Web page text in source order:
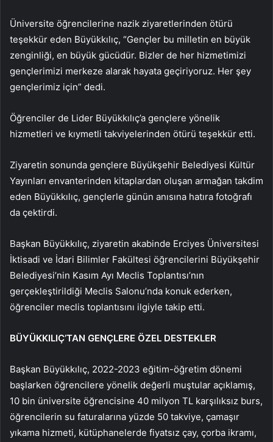
Üniversite öğrencilerine nazik ziyaretlerinden ötürü
teşekkür eden Büyükkılıç, “Gençler bu milletin en büyük
zenginliği, en büyük gücüdür. Bizler de her hizmetimizi
gençlerimizi merkeze alarak hayata geçiriyoruz. Her şey
gençlerimiz için” dedi.
Öğrenciler de Lider Büyükkılıç’a gençlere yönelik
hizmetleri ve kıymetli takviyelerinden ötürü teşekkür etti.
Ziyaretin sonunda gençlere Büyükşehir Belediyesi Kültür
Yayınları envanterinden kitaplardan oluşan armağan takdim
eden Büyükkılıç, gençlerle günün anısına hatıra fotoğrafı
da çektirdi.
Başkan Büyükkılıç, ziyaretin akabinde Erciyes Üniversitesi
İktisadi ve İdari Bilimler Fakültesi öğrencilerini Büyükşehir
Belediyesi’nin Kasım Ayı Meclis Toplantısı’nın
gerçekleştirildiği Meclis Salonu’nda konuk ederken,
öğrenciler meclis toplantısını ilgiyle takip etti.
BÜYÜKKILIÇ’TAN GENÇLERE ÖZEL DESTEKLER
Başkan Büyükkılıç, 2022-2023 eğitim-öğretim dönemi
başlarken öğrencilere yönelik değerli muştular açıklamış,
10 bin üniversite öğrencisine 40 milyon TL karşılıksız burs,
öğrencilerin su faturalarına yüzde 50 takviye, çamaşır
yıkama hizmeti, kütüphanelerde fiyatsız çay, çorba ikramı,